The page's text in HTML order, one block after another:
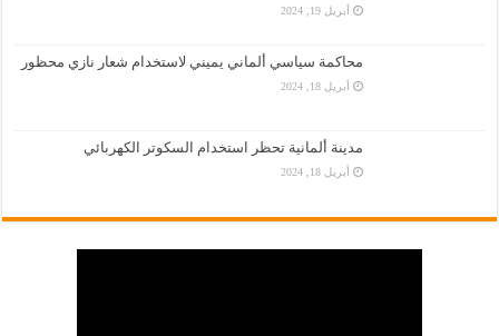
أبريل 19, 2024
محاكمة سياسي ألماني يميني لاستخدام شعار نازي محظور
أبريل 18, 2024
مدينة ألمانية تحظر استخدام السكوتر الكهربائي
أبريل 18, 2024